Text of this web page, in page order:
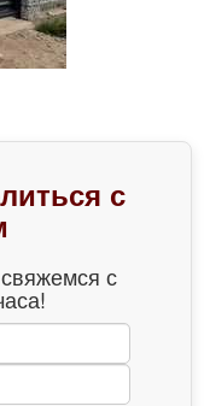
с
с